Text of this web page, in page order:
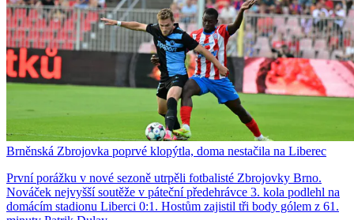
Brněnská Zbrojovka poprvé klopýtla, doma nestačila na Liberec
První porážku v nové sezoně utrpěli fotbalisté Zbrojovky Brno.
Nováček nejvyšší soutěže v páteční předehrávce 3. kola podlehl na
domácím stadionu Liberci 0:1. Hostům zajistil tři body gólem z 61.